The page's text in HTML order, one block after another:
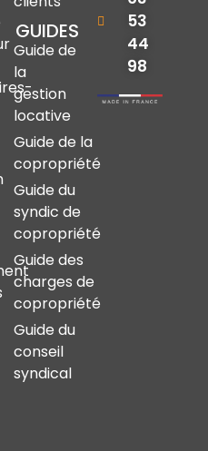
GUIDES
Guide de
la
gestion
locative
Guide de la
copropriété
Guide du
syndic de
copropriété
Guide des
charges de
copropriété
Guide du
conseil
syndical
53
44
98